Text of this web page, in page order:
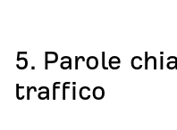
5. Parole
traffico